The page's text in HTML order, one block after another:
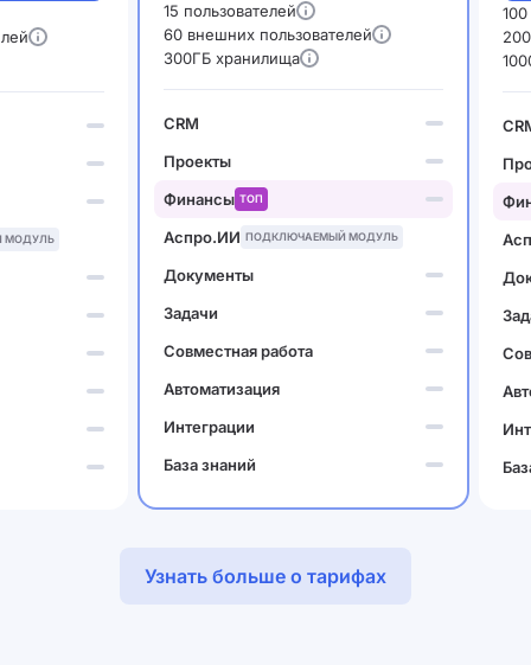
МОДУЛЬ
15 пользователей
60 внешних пользователей
300ГБ хранилища
CRM
Проекты
Финансы ТОП
Аспро.ИИ ПОДКЛЮЧАЕМЫЙ МОДУЛЬ
Документы
Задачи
Совместная работа
Автоматизация
Интеграции
База знаний
Узнать больше о тарифах